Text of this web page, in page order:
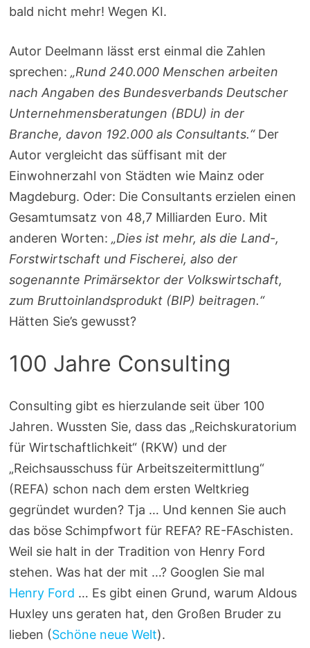
bald nicht mehr! Wegen KI.
Autor Deelmann lässt erst einmal die Zahlen
sprechen:„Rund 240.000 Menschen arbeiten
nach Angaben des Bundesverbands Deutscher
Unternehmensberatungen (BDU) in der
Branche, davon 192.000 als Consultants.“Der
Autor vergleicht das süffisant mit der
Einwohnerzahl von Städten wie Mainz oder
Magdeburg. Oder: Die Consultants erzielen einen
Gesamtumsatz von 48,7 Milliarden Euro. Mit
anderen Worten:„Dies ist mehr, als die Land-,
Forstwirtschaft und Fischerei, also der
sogenannte Primärsektor der Volkswirtschaft,
zum Bruttoinlandsprodukt (BIP) beitragen.“
Hätten Sie’s gewusst?
100 Jahre Consulting
Consulting gibt es hierzulande seit über 100
Jahren. Wussten Sie, dass das „Reichskuratorium
für Wirtschaftlichkeit“ (RKW) und der
„Reichsausschuss für Arbeitszeitermittlung“
(REFA) schon nach dem ersten Weltkrieg
gegründet wurden? Tja … Und kennen Sie auch
das böse Schimpfwort für REFA? RE-FAschisten.
Weil sie halt in der Tradition von Henry Ford
stehen. Was hat der mit …? Googlen Sie mal
Henry Ford … Es gibt einen Grund, warum Aldous
Huxley uns geraten hat, den Großen Bruder zu
lieben (Schöne neue Welt).